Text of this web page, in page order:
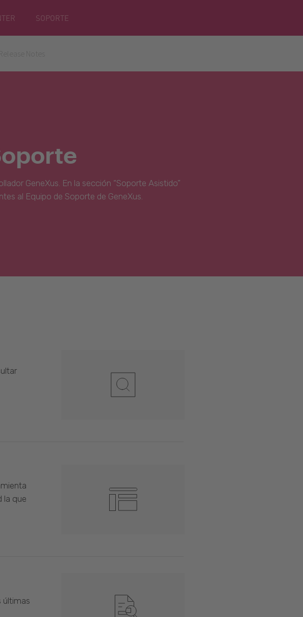
SOPORTE
GeneXus. En la sección “Soporte Asistido”
al Equipo de Soporte de GeneXus.
la que
últimas